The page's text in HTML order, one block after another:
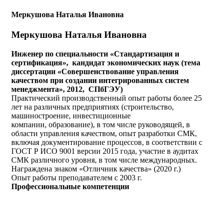
Меркушова Наталья Ивановна
Меркушова Наталья Ивановна
Инженер по специальности «Стандартизация и
сертификация», кандидат экономических наук (тема
диссертации «Совершенствование управления
качеством при создании интегрированных систем
менеджмента», 2012, СПбГЭУ)
Практический производственный опыт работы более 25
лет на различных предприятиях (строительство,
машиностроение, инвестиционные
компании, образование), в том числе руководящей, в
области управления качеством, опыт разработки СМК,
включая документирование процессов, в соответствии с
ГОСТ Р ИСО 9001 версии 2015 года, участие в аудитах
СМК различного уровня, в том числе международных.
Награждена знаком «Отличник качества» (2020 г.)
Опыт работы преподавателем с 2003 г.
Профессиональные компетенции